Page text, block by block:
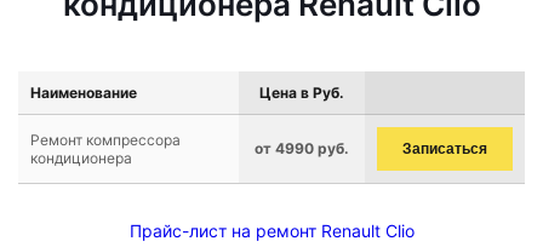
Наименование Цена в Руб.
Ремонт компрессора
кондиционера
от 4990 руб. Записаться
Прайс-лист на ремонт Renault Clio